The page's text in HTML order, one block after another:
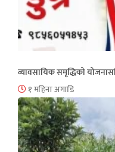
व्यावसायिक समृद्धिको
१ महिना अगाडि